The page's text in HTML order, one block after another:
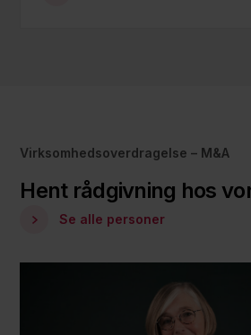
Virksomhedsoverdragelse – M&A
Hent rådgivning hos
Se alle personer